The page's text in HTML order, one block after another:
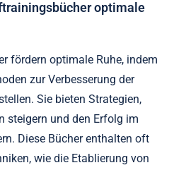
optimale
fördern optimale Ruhe, indem
zur Verbesserung der
Sie bieten Strategien,
steigern und den Erfolg im
Diese Bücher enthalten oft
wie die Etablierung von